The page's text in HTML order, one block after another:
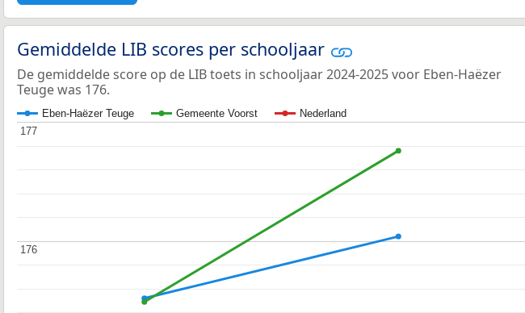
Gemiddelde LIB scores per schooljaar
De gemiddelde score op de LIB toets in schooljaar 2024-2025 voor Eben-Haëzer
Teuge was 176.
Eben-Haëzer Teuge Gemeente Voorst Nederland
176
176
177
177